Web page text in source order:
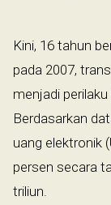
Kini, 16 tahun
pada 2007,
menjadi
Berdasarkan
uang elektronik
persen secara
triliun.